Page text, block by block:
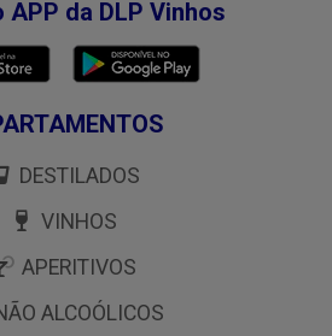
APP da DLP Vinhos
DESTILADOS
VINHOS
APERITIVOS
ALCOÓLICOS